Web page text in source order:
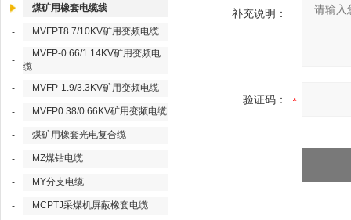
煤矿用橡套电缆线
- MVFPT8.7/10KV矿用变频电缆
-
MVFP-0.66/1.14KV矿用变频电
缆
-
MVFP-1.9/3.3KV矿用变频电缆
- MVFP0.38/0.66KV矿用变频电缆
- 煤矿用橡套光电复合缆
- MZ煤钻电缆
- MY分支电缆
- MCPTJ采煤机屏蔽橡套电缆
补充说明：
验证码：